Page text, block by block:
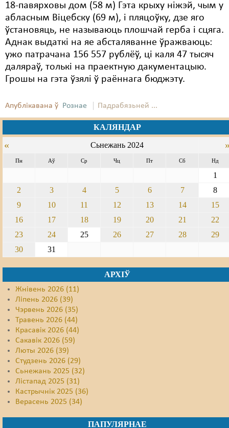
18-павярховы дом (58 м) Гэта крыху ніжэй, чым у
абласным Віцебску (69 м), і пляцоўку, дзе яго
ўстановяць, не называюць плошчай герба і сцяга.
Аднак выдаткі на яе абсталяванне ўражваюць:
ужо патрачана 156 557 рублёў, ці каля 47 тысяч
даляраў, толькі на праектную дакументацыю.
Грошы на гэта ўзялі ў раённага бюджэту.
Апублікавана ў Рознае Падрабязьней ...
КАЛЯНДАР
« Сьнежань 2024
Пн Аў Ср Чц Пт Сб Нд
1
2
3 4 5 6 7
8
9
10 11 12 13 14
15
16
17 18 19 20 21
22
23
24 25 26 27 28
29
30
31
АРХІЎ
Жнівень 2026 (11)
Ліпень 2026 (39)
Чэрвень 2026 (35)
Травень 2026 (44)
Красавік 2026 (44)
Сакавік 2026 (59)
Люты 2026 (39)
Студзень 2026 (29)
Сьнежань 2025 (32)
Лістапад 2025 (31)
Кастрычнік 2025 (36)
Верасень 2025 (34)
ПАПУЛЯРНАЕ